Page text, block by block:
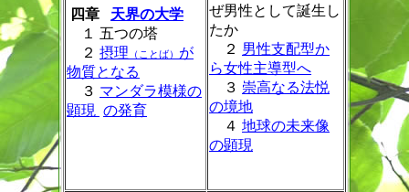
四章 天界の大学
１ 五つの塔
２ 摂理 （ことば） が
物質となる
３ マンダラ模様の
顕現 の発育
ぜ男性として誕生し
たか
２ 男性支配型か
ら女性主導型へ
３ 崇高なる法悦
の境地
４ 地球の未来像
の顕現